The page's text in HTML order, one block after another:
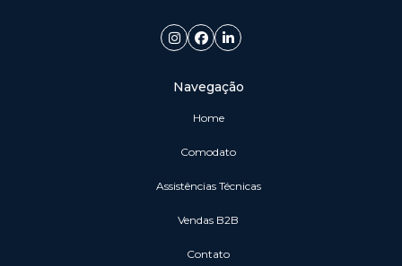
Navegação
Home
Comodato
Assistências Técnicas
vendas B2B
Contato